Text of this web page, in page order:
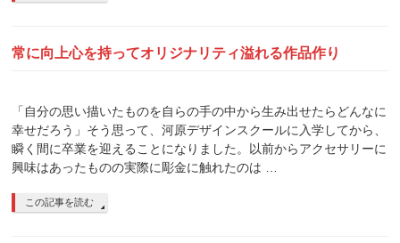
常に向上心を持ってオリジナリティ溢れる作品作り
「自分の思い描いたものを自らの手の中から生み出せたらどんなに
幸せだろう」そう思って、河原デザインスクールに入学してから、
瞬く間に卒業を迎えることになりました。以前からアクセサリーに
興味はあったものの実際に彫金に触れたのは …
この記事を読む